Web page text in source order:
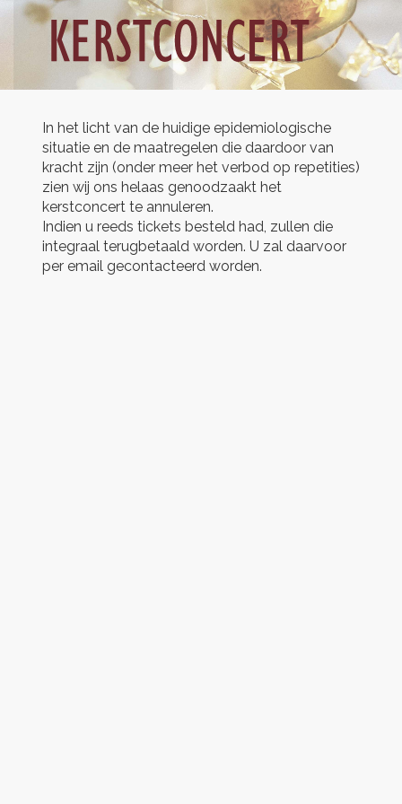
In het licht van de huidige epidemiologische
situatie en de maatregelen die daardoor van
kracht zijn (onder meer het verbod op repetities)
zien wij ons helaas genoodzaakt het
kerstconcert te annuleren.
Indien u reeds tickets besteld had, zullen die
integraal terugbetaald worden. U zal daarvoor
per email gecontacteerd worden.